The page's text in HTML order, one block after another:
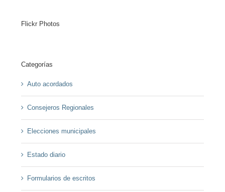
Flickr Photos
Categorías
Auto acordados
Consejeros Regionales
Elecciones municipales
Estado diario
Formularios de escritos